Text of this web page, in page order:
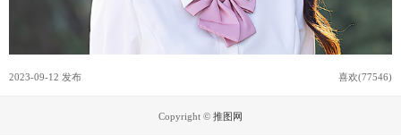
2023-09-12 发布 喜欢(77546)
Copyright © 推图网